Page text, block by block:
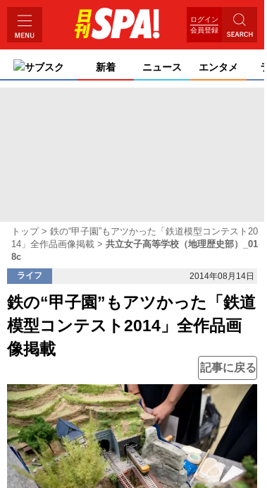
ログイン
会員登録
サブスク 新着 ニュース エンタメ
トップ
鉄の“甲子園”もアツかった「鉄道模型コンテスト20
14」全作品画像掲載
共立女子高等学校（地理歴史部）_01
8c
ライフ 2014年08月14日
鉄の“甲子園”もアツかった「鉄道
模型コンテスト2014」全作品画
像掲載
記事に戻る